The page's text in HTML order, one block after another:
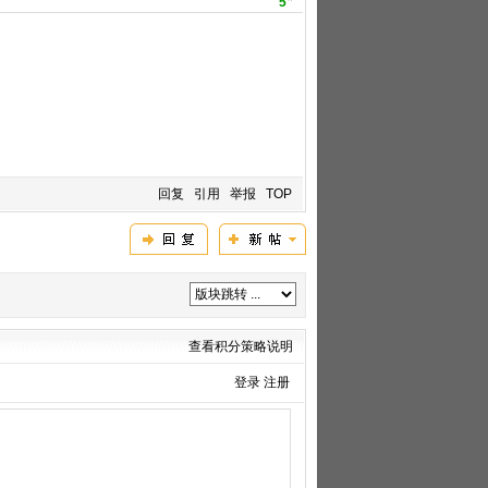
回复 引用 举报 TOP
查看积分策略说明
登录 注册